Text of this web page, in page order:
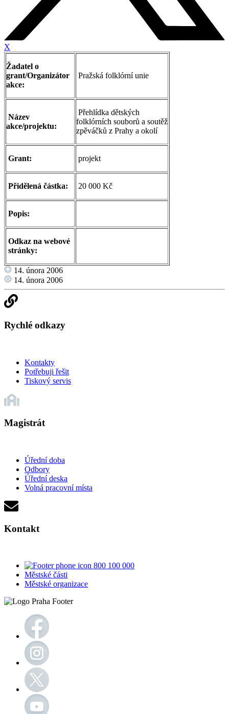
X
Žadatel o
grant/Organizátor
akce:
Pražská folklórní unie
Název
akce/projektu:
Přehlídka dětských
folklórních souborů a soutěž
zpěváčků z Prahy a okolí
Grant: projekt
Přidělená částka: 20 000 Kč
Popis:
Odkaz na webové
stránky:
14. února 2006
14. února 2006
Rychlé odkazy
Kontakty
Potřebuji řešit
Tiskový servis
Magistrát
Úřední doba
Odbory
Úřední deska
Volná pracovní místa
Kontakt
800 100 000
Městské části
Městské organizace